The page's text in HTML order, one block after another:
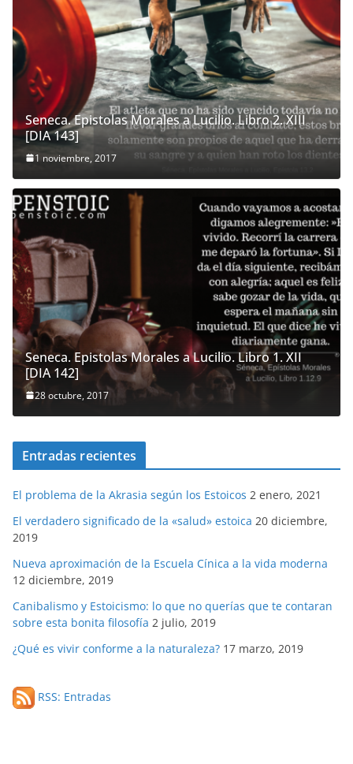
Seneca. Epistolas Morales a Lucilio. Libro 2. XIII
[DIA 143]
1 noviembre, 2017
Seneca. Epistolas Morales a Lucilio. Libro 1. XII
[DIA 142]
28 octubre, 2017
Entradas recientes
El problema de la Akrasia según los Estoicos 2 enero, 2021
El verdadero significado de la «salud» estoica 20 diciembre,
2019
Nueva aproximación de la Escuela Cínica a la vida moderna
12 diciembre, 2019
Canibalismo y Estoicismo: lo que no querías que te contaran
sobre esta bonita filosofía 2 julio, 2019
¿Qué es vivir conforme a la naturaleza? 17 marzo, 2019
RSS: Entradas